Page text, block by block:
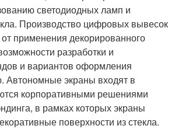
светодиодных ламп и
Производство цифровых вывесок
применения декорированного
разработки и
и вариантов оформления
Автономные экраны входят в
корпоративными решениями
в рамках которых экраны
поверхности из стекла.